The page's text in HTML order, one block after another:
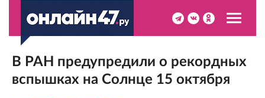
В РАН предупредили о рекордных
вспышках на Солнце 15 октября